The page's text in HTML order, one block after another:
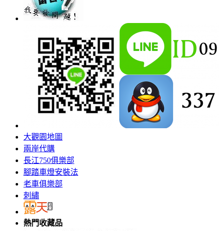
大觀園地圖
兩岸代購
長江750俱樂部
腳踏車燈安裝法
老車俱樂部
刺繡
熱門收藏品